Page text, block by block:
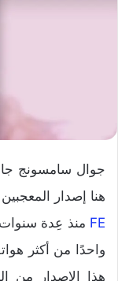
هنا إصدار
FE منذ عِدة
هذا الإصدار من